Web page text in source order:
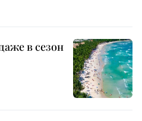
в сезон